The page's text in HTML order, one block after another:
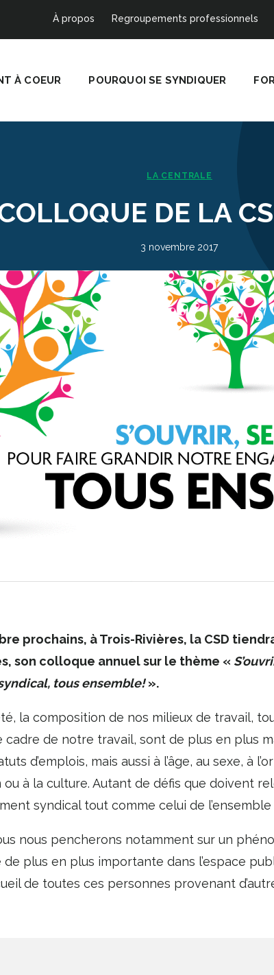
À propos Regroupements professionnels
À COEUR POURQUOI SE SYNDIQUER
LA CENTRALE
DE LA
3 novembre 2017
prochains, à Trois-Rivières, la CSD
son colloque annuel sur le thème «
tous ensemble!».
la composition de nos milieux de travail,
de notre travail, sont de plus en plus
d’emplois, mais aussi à l’âge, au sexe, à
à la culture. Autant de défis que doivent
syndical tout comme celui de
nous pencherons notamment sur un
plus en plus importante dans l’espace
de toutes ces personnes provenant